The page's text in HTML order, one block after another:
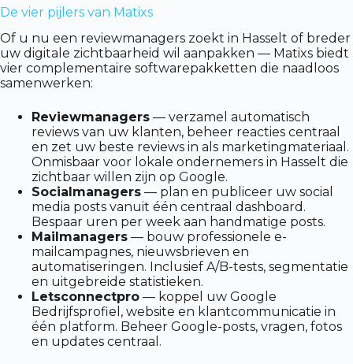
De vier pijlers van Matixs
Of u nu een reviewmanagers zoekt in Hasselt of breder
uw digitale zichtbaarheid wil aanpakken — Matixs biedt
vier complementaire softwarepakketten die naadloos
samenwerken:
Reviewmanagers — verzamel automatisch
reviews van uw klanten, beheer reacties centraal
en zet uw beste reviews in als marketingmateriaal.
Onmisbaar voor lokale ondernemers in Hasselt die
zichtbaar willen zijn op Google.
Socialmanagers — plan en publiceer uw social
media posts vanuit één centraal dashboard.
Bespaar uren per week aan handmatige posts.
Mailmanagers — bouw professionele e-
mailcampagnes, nieuwsbrieven en
automatiseringen. Inclusief A/B-tests, segmentatie
en uitgebreide statistieken.
Letsconnectpro — koppel uw Google
Bedrijfsprofiel, website en klantcommunicatie in
één platform. Beheer Google-posts, vragen, fotos
en updates centraal.